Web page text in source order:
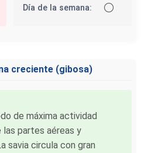
Día de la semana: ⚪
creciente (gibosa)
de máxima actividad
partes aéreas y
savia circula con gran